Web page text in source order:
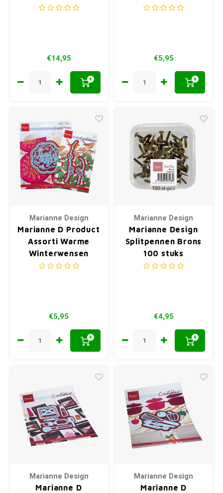
LR0701
€14,95
+
37.5x71 mm
€5,95
+
Marianne Design
Marianne D Product
Assorti Warme
Winterwensen
€5,95
+
Marianne Design
Marianne Design
Splitpennen Brons
100 stuks
€4,95
+
Marianne Design
Marianne D
Marianne Design
Marianne D